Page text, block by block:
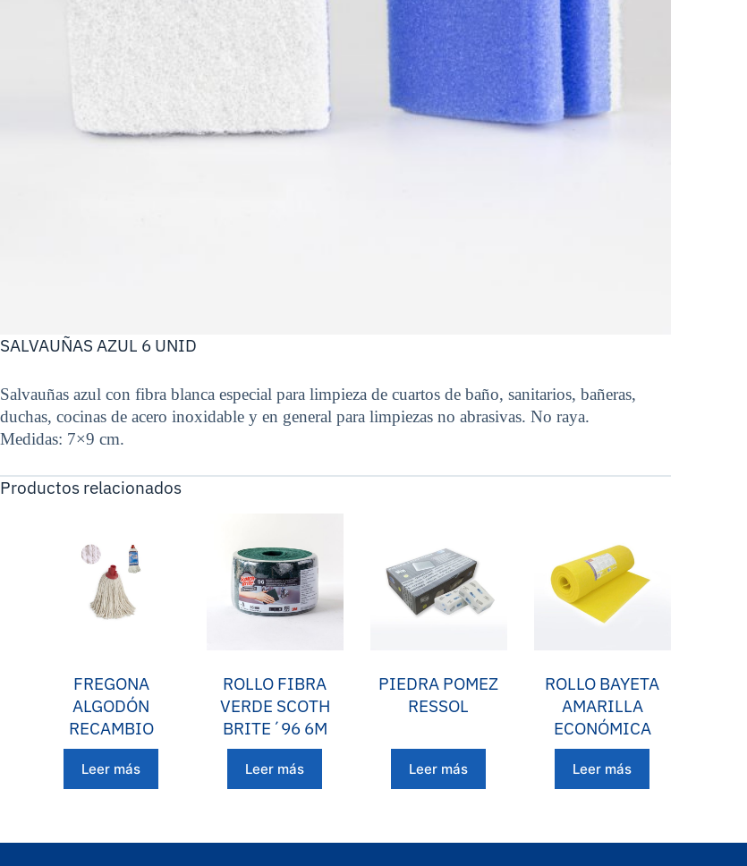
SALVAUÑAS AZUL 6 UNID
Salvauñas azul con fibra blanca especial para limpieza de cuartos de baño, sanitarios, bañeras,
duchas, cocinas de acero inoxidable y en general para limpiezas no abrasivas. No raya.
Medidas: 7×9 cm.
Productos relacionados
FREGONA
ALGODÓN
RECAMBIO
Leer más
ROLLO FIBRA
VERDE SCOTH
BRITE´96 6M
Leer más
PIEDRA POMEZ
RESSOL
Leer más
ROLLO BAYETA
AMARILLA
ECONÓMICA
Leer más